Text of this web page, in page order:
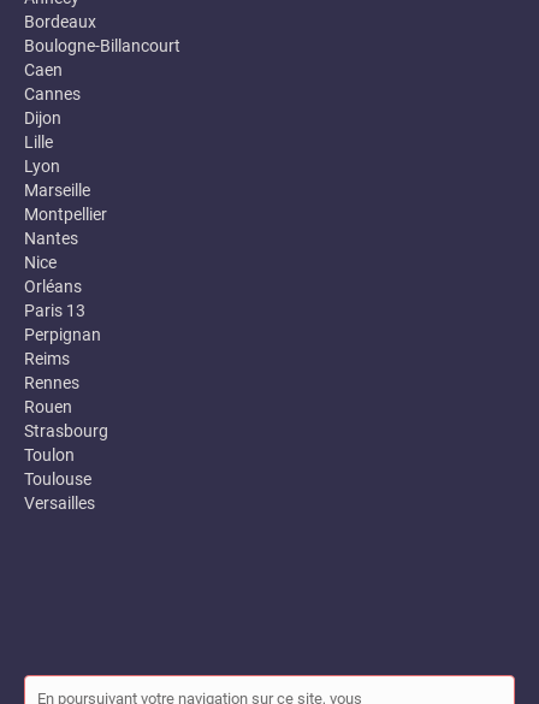
Bordeaux
Boulogne-Billancourt
Caen
Cannes
Dijon
Lille
Lyon
Marseille
Montpellier
Nantes
Nice
Orléans
Paris 13
Perpignan
Reims
Rennes
Rouen
Strasbourg
Toulon
Toulouse
Versailles
En poursuivant votre navigation sur ce site, vous